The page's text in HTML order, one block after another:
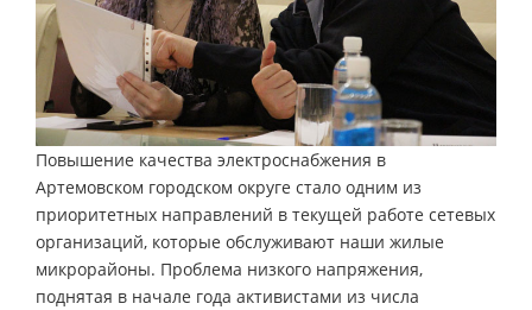
Повышение качества электроснабжения в
Артемовском городском округе стало одним из
приоритетных направлений в текущей работе сетевых
организаций, которые обслуживают наши жилые
микрорайоны. Проблема низкого напряжения,
поднятая в начале года активистами из числа